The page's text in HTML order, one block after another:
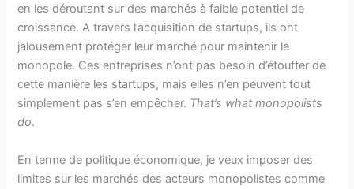
en les déroutant sur des marchés à faible potentiel de
croissance. A travers l’acquisition de startups, ils ont
jalousement protéger leur marché pour maintenir le
monopole. Ces entreprises n’ont pas besoin d’étouffer de
cette manière les startups, mais elles n’en peuvent tout
simplement pas s’en empêcher. That’s what monopolists
do.
En terme de politique économique, je veux imposer des
limites sur les marchés des acteurs monopolistes comme